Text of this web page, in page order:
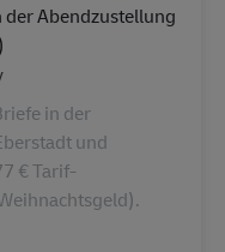
Abendzustellung
in der
und
€ Tarif-